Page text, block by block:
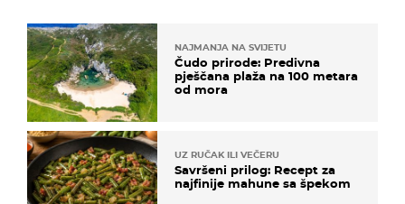
NAJMANJA NA SVIJETU
Čudo prirode: Predivna
pješčana plaža na 100 metara
od mora
UZ RUČAK ILI VEČERU
Savršeni prilog: Recept za
najfinije mahune sa špekom